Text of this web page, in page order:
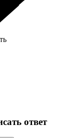
ответ